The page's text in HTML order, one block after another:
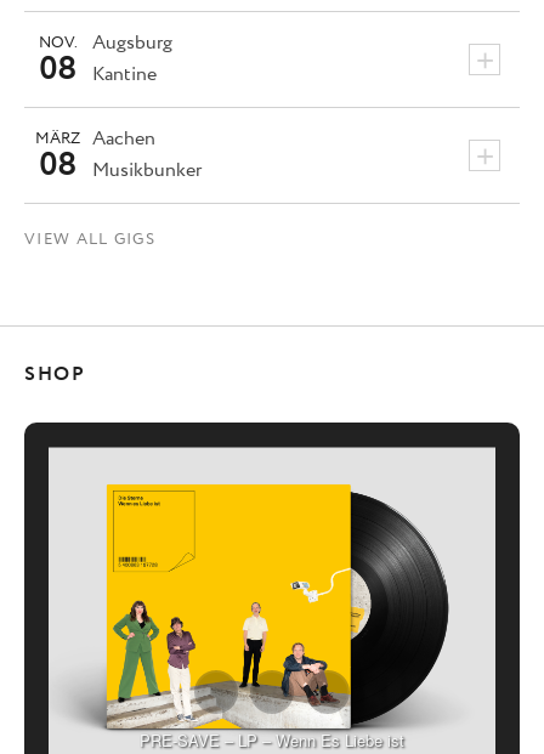
Augsburg +
NOV.
08 Kantine
Aachen +
MÄRZ
08 Musikbunker
VIEW ALL GIGS
SHOP
PRE-SAVE – LP – Wenn Es Liebe ist